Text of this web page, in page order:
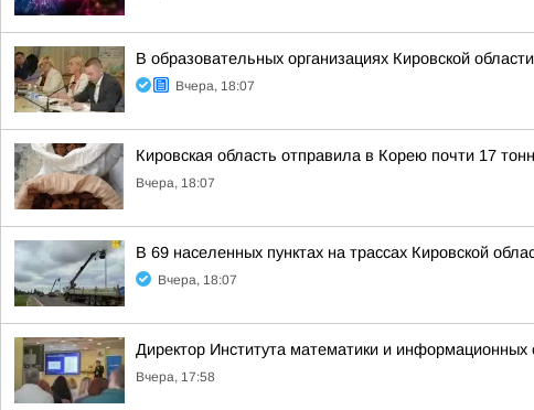
В образовательных организациях Кировской
Вчера, 18:07
Кировская область отправила в Корею почти 17
Вчера, 18:07
В 69 населенных пунктах на трассах Кировской
Вчера, 18:07
Директор Института математики и
Вчера, 17:58